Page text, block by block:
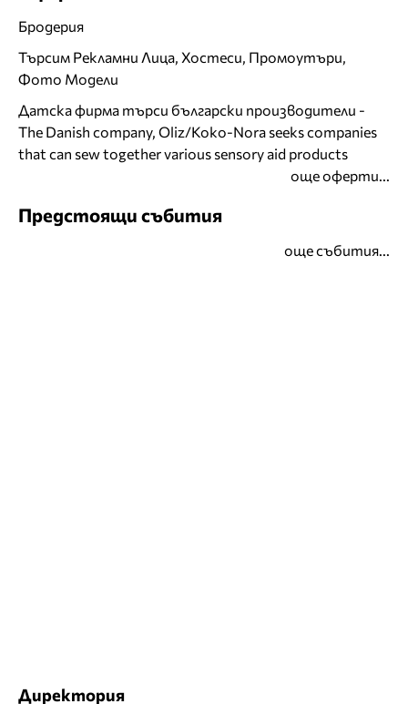
Бродерия
Търсим Рекламни Лица, Хостеси, Промоутъри,
Фото Модели
Датска фирма търси български производители -
The Danish company, Oliz/Koko-Nora seeks companies
that can sew together various sensory aid products
още оферти...
Предстоящи събития
още събития...
Директория